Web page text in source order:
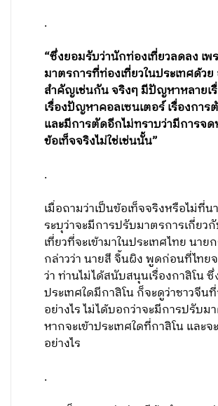
.
“ซึ่งยอมรับว่านักท่องเที่ยวลดลง เพ
มาตรการที่ท่องเที่ยวในประเทศด้ว
สำคัญเช่นกัน จริงๆ มีปัญหาหลายเ
เรื่องปัญหาคอลเซนเตอร์ เรื่องกา
และมีการตัดอีกไม่ทราบว่ามีการจด
ข้อเท็จจริงไม่ใช่เช่นนั้น”
.
เมื่อถามว่าเป็นข้อเท็จจริงหรือไม่ที่
ระบุว่าจะมีการปรับมาตรการเกี่ยว
เที่ยวที่จะเข้ามาในประเทศไทย นา
กล่าวว่า นายสี จิ้นผิง พูดก่อนที่ไทย
ว่า ท่านไม่ได้สนับสนุนเรื่องกาสิโน
ประเทศใดมีกาสิโน ก็จะดูว่าชาวจีน
อย่างไร ไม่ได้บอกว่าจะมีการปรับม
หากจะเข้าประเทศใดที่กาสิโน และ
อย่างไร
.